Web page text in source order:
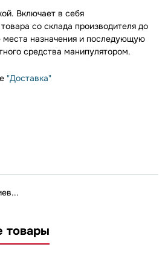
Включает в себя
со склада производителя до
места назначения и последующую
средства манипулятором.
"Доставка"
товары